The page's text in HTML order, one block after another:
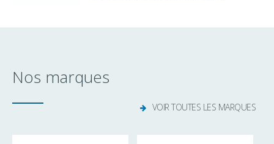
Nos marques
VOIR TOUTES LES MARQUES